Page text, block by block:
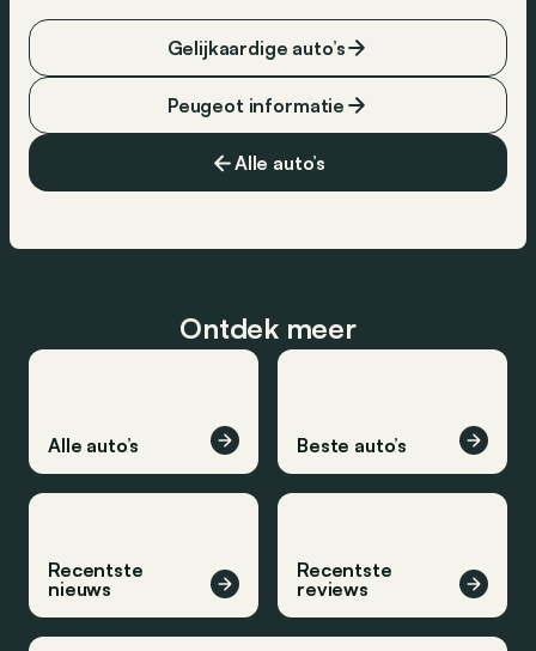
Alle auto’s
Peugeot informatie
Gelijkaardige auto’s
Ontdek meer
Alle auto’s Beste auto’s
Recentste
nieuws
Recentste
reviews